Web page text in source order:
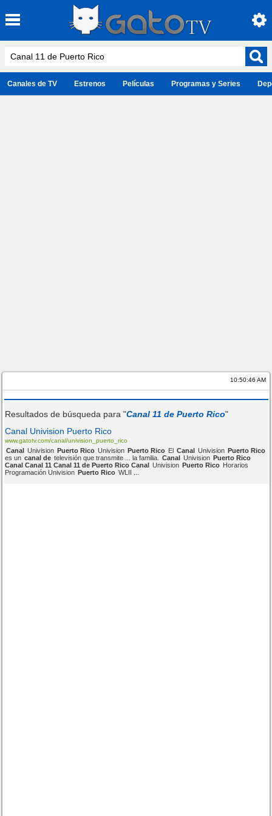
Canales de TV Estrenos Películas Programas y Series
10:50:46 AM
Resultados de búsqueda para "Canal 11 de Puerto Rico"
Canal Univision Puerto Rico
www.gatotv.com/canal/univision_puerto_rico
Canal Univision Puerto Rico Univision Puerto Rico El Canal Univision Puerto Rico
es un canal de televisión que transmite ... la familia. Canal Univision Puerto Rico
Canal Canal 11 Canal 11 de Puerto Rico Canal Univision Puerto Rico Horarios
Programación Univision Puerto Rico WLII ...